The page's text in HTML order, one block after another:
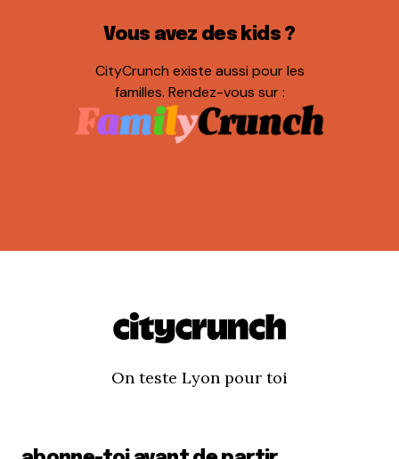
Vous avez des kids ?
CityCrunch existe aussi pour les
familles. Rendez-vous sur :
On teste Lyon pour toi